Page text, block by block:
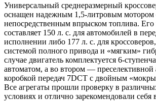
Универсальный среднеразмерный
оснащен надежным 1,5-литровым мотором
непосредственным впрыском топлива.
составляет 150 л. с. для автомобилей в
исполнении либо 177 л. с. для
системой полного привода и «мягким»
случае двигатель комплектуется 6-
автоматом, а во втором — преселективной
коробкой передач 7DCT с двойным
Все агрегаты прошли проверку в
условиях и отлично зарекомендовали себя